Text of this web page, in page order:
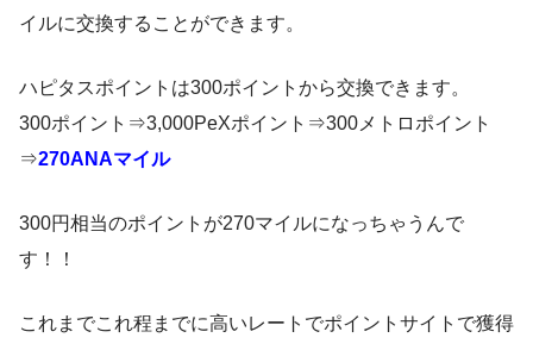
イルに交換することができます。
ハピタスポイントは300ポイントから交換できます。
300ポイント⇒3,000PeXポイント⇒300メトロポイント
⇒270ANAマイル
300円相当のポイントが270マイルになっちゃうんで
す！！
これまでこれ程までに高いレートでポイントサイトで獲得